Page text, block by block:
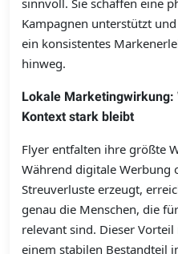
sinnvoll. Sie schaffen eine
Kampagnen unterstützt
ein konsistentes
hinweg.
Lokale
Kontext stark bleibt
Flyer entfalten ihre größte
Während digitale Werbung
Streuverluste erzeugt,
genau die Menschen, die
relevant sind. Dieser
einem stabilen Bestandteil